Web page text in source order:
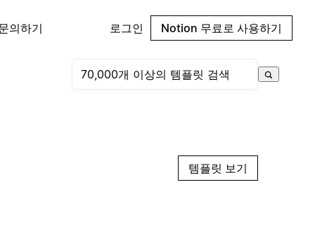
의하기 로그인 Notion 무료로 사용하기
템플릿 보기